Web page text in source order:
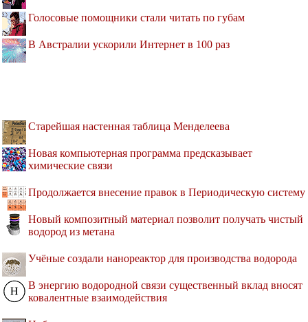
Голосовые помощники стали читать по губам
В Австралии ускорили Интернет в 100 раз
Старейшая настенная таблица Менделеева
Новая компьютерная программа предсказывает
химические связи
Продолжается внесение правок в Периодическую систему
Новый композитный материал позволит получать чистый
водород из метана
Учёные создали нанореактор для производства водорода
В энергию водородной связи существенный вклад вносят
ковалентные взаимодействия